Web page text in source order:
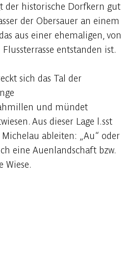
der historische Dorfkern gut
der Obersauer an einem
aus einer ehemaligen, von
entstanden ist.
sich das Tal der
und mündet
Aus dieser Lage l.sst
ableiten: „Au“ oder
eine Auenlandschaft bzw.
Wiese.